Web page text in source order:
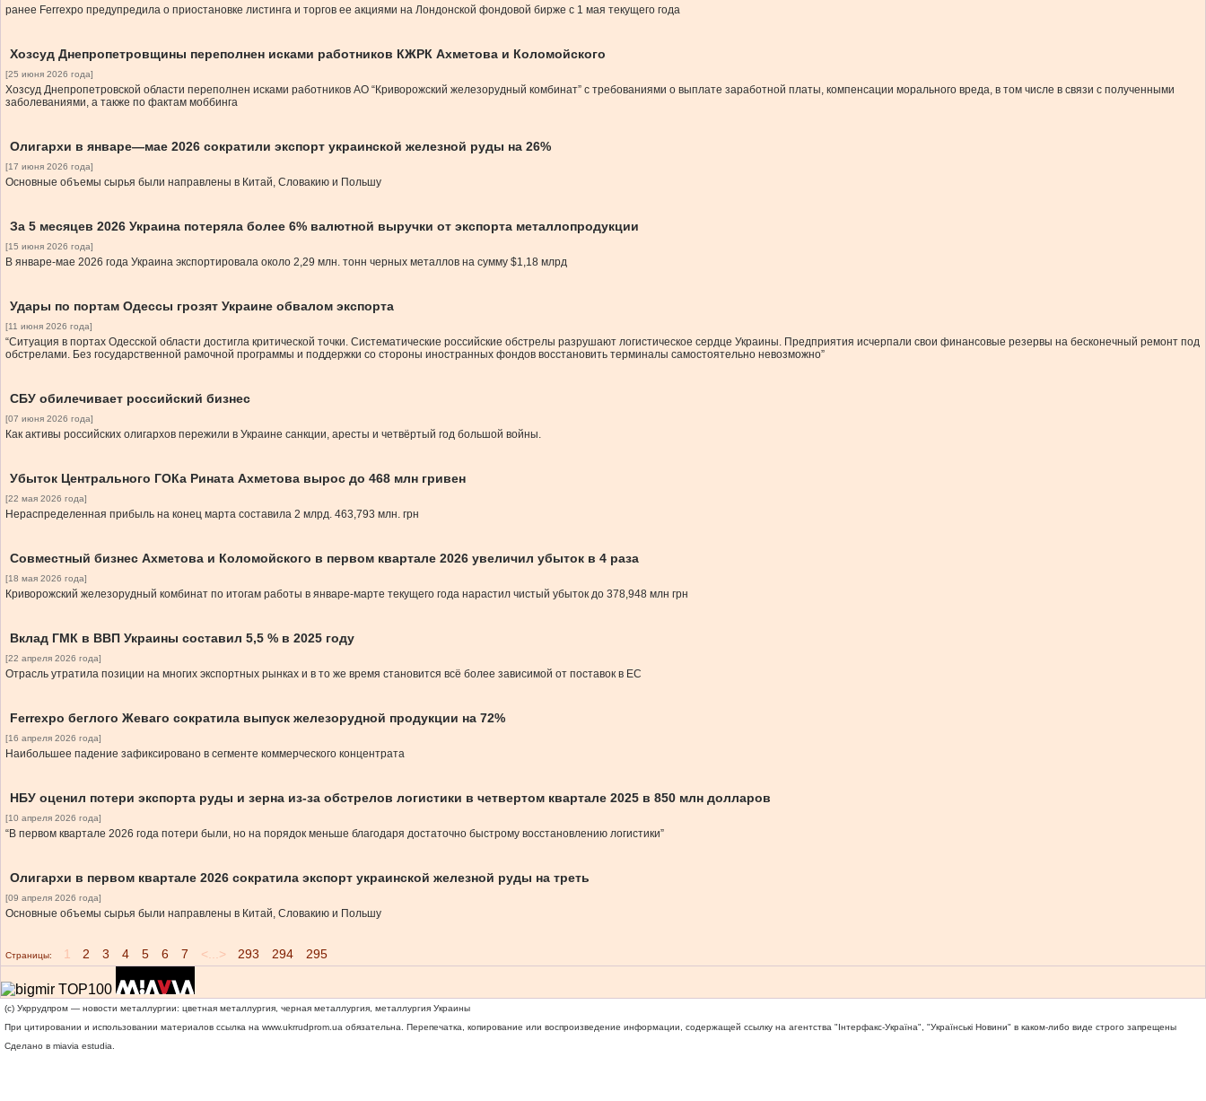
ранее Ferrexpo предупредила о приостановке листинга и торгов ее акциями на Лондонской фондовой бирже с 1 мая текущего года
Хозсуд Днепропетровщины переполнен исками работников КЖРК Ахметова и Коломойского
[25 июня 2026 года]
Хозсуд Днепропетровской области переполнен исками работников АО “Криворожский железорудный комбинат” с требованиями о выплате заработной платы, компенсации морального вреда, в том числе в связи с полученными
заболеваниями, а также по фактам моббинга
Олигархи в январе—мае 2026 сократили экспорт украинской железной руды на 26%
[17 июня 2026 года]
Основные объемы сырья были направлены в Китай, Словакию и Польшу
За 5 месяцев 2026 Украина потеряла более 6% валютной выручки от экспорта металлопродукции
[15 июня 2026 года]
В январе-мае 2026 года Украина экспортировала около 2,29 млн. тонн черных металлов на сумму $1,18 млрд
Удары по портам Одессы грозят Украине обвалом экспорта
[11 июня 2026 года]
“Ситуация в портах Одесской области достигла критической точки. Систематические российские обстрелы разрушают логистическое сердце Украины. Предприятия исчерпали свои финансовые резервы на бесконечный ремонт под
обстрелами. Без государственной рамочной программы и поддержки со стороны иностранных фондов восстановить терминалы самостоятельно невозможно”
СБУ обилечивает российский бизнес
[07 июня 2026 года]
Как активы российских олигархов пережили в Украине санкции, аресты и четвёртый год большой войны.
Убыток Центрального ГОКа Рината Ахметова вырос до 468 млн гривен
[22 мая 2026 года]
Нераспределенная прибыль на конец марта составила 2 млрд. 463,793 млн. грн
Совместный бизнес Ахметова и Коломойского в первом квартале 2026 увеличил убыток в 4 раза
[18 мая 2026 года]
Криворожский железорудный комбинат по итогам работы в январе-марте текущего года нарастил чистый убыток до 378,948 млн грн
Вклад ГМК в ВВП Украины составил 5,5 % в 2025 году
[22 апреля 2026 года]
Отрасль утратила позиции на многих экспортных рынках и в то же время становится всё более зависимой от поставок в ЕС
Ferrexpo беглого Жеваго сократила выпуск железорудной продукции на 72%
[16 апреля 2026 года]
Наибольшее падение зафиксировано в сегменте коммерческого концентрата
НБУ оценил потери экспорта руды и зерна из-за обстрелов логистики в четвертом квартале 2025 в 850 млн долларов
[10 апреля 2026 года]
“В первом квартале 2026 года потери были, но на порядок меньше благодаря достаточно быстрому восстановлению логистики”
Олигархи в первом квартале 2026 сократила экспорт украинской железной руды на треть
[09 апреля 2026 года]
Основные объемы сырья были направлены в Китай, Словакию и Польшу
Страницы: 1 2 3 4 5 6 7 <...> 293 294 295
(c) Укррудпром — новости металлургии: цветная металлургия, черная металлургия, металлургия Украины
При цитировании и использовании материалов ссылка на www.ukrrudprom.ua обязательна. Перепечатка, копирование или воспроизведение информации, содержащей ссылку на агентства "Iнтерфакс-Україна", "Українськi Новини" в каком-либо виде строго запрещены
Сделано в miavia estudia.